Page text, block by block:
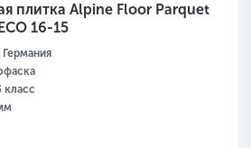
плитка Alpine Floor Parquet
16-15
Германия
класс